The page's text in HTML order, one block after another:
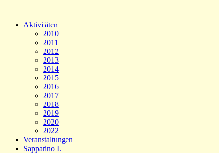
Aktivitäten
2010
2011
2012
2013
2014
2015
2016
2017
2018
2019
2020
2022
Veranstaltungen
Sapparino I.